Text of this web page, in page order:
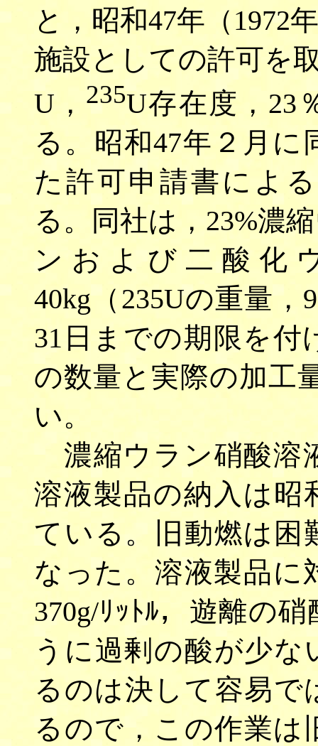
と，昭和47年（1972
施設としての許可を
U， 235U存在度，23
る。昭和47年２月
た許可申請書によ
る。同社は，23%濃
ンおよび二酸化
40kg（235Uの重量，
31日までの期限を
の数量と実際の加工
い。
濃縮ウラン硝酸溶
溶液製品の納入は昭
ている。旧動燃は困
なった。溶液製品に
370g/ﾘｯﾄﾙ，遊離の
うに過剰の酸が少
るのは決して容易で
るので，この作業は